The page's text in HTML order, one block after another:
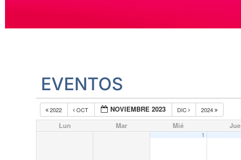
EVENTOS
2022 OCT NOVIEMBRE 2023 DIC 2024
Lun Mar Mié Jue
1